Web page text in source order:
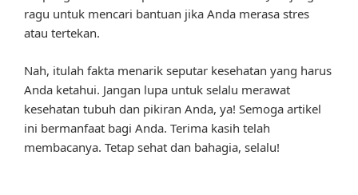
ragu untuk mencari bantuan jika Anda merasa stres
atau tertekan.
Nah, itulah fakta menarik seputar kesehatan yang harus
Anda ketahui. Jangan lupa untuk selalu merawat
kesehatan tubuh dan pikiran Anda, ya! Semoga artikel
ini bermanfaat bagi Anda. Terima kasih telah
membacanya. Tetap sehat dan bahagia, selalu!